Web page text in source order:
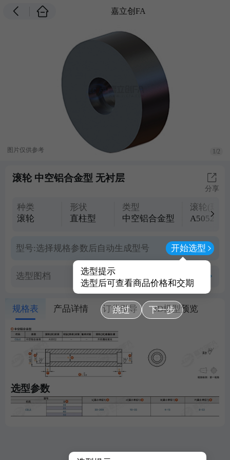
嘉立创FA
图片仅供参考 1/2
滚轮 中空铝合金型 无衬层
分享
种类
滚轮
形状
直柱型
类型
中空铝合金型
滚轮(球)
A5052
型号:选择规格参数后自动生成型号 开始选型
选型提示
选型后可查看商品价格和交期
跳过 下一步
选型图档 查看PDF图档
规格表 产品详情 订货引导 3D模型预览
选型参数